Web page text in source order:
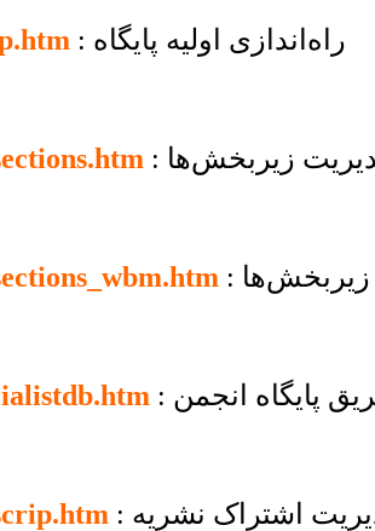
: راه‌اندازی اولیه پایگاه
زیربخش‌ها
زیربخش‌ها
پایگاه انجمن
اشتراک نشریه